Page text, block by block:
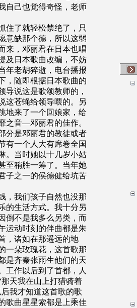
自己也觉得奇怪，老师
住了就轻松禁绝了，只
意缺那个德，所以这弱
来，邓丽君在日本也唱
及日本歌曲改编，不妨
年老胡猝逝，电台播报
，随即根据日本歌曲的
导说这是歌颂教师的，
这苍蝇给领导喂的。另
地来了一个回娘家，给
之音—邓丽君的佳作。
分是邓丽君的教徒或者
有一个人大有席卷全国
。当时她以十几岁小姑
至稍胜一筹了。当年她
子之一的侯德健给坑苦
，我们孩子自然也没那
的生活方式。我十分另
倒不是我多么另类，而
运动时刻的伴曲都是朱
，诸如在那遥远的地
一朵玫瑰花，这首歌那
是齐秦张雨生他们的天
工作以后到了首都，人
天我在山上打猎骑着
我才知道这首歌的歌
歌曲星星索都是上乘佳